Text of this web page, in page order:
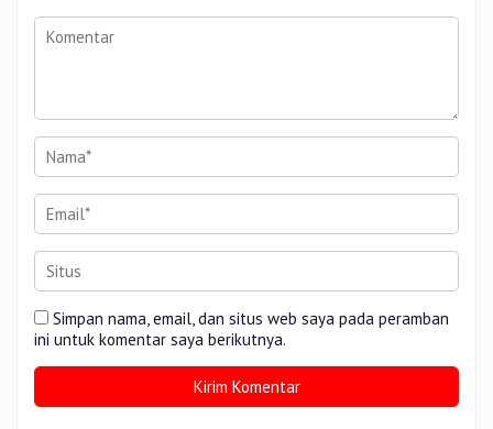
Simpan nama, email, dan situs web saya pada peramban
ini untuk komentar saya berikutnya.